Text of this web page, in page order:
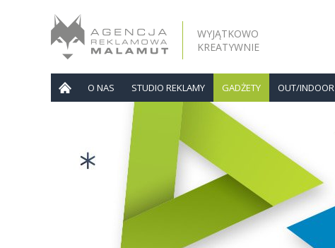
WYJĄTKOWO
KREATYWNIE
O NAS STUDIO REKLAMY GADŻETY OUT/INDOOR